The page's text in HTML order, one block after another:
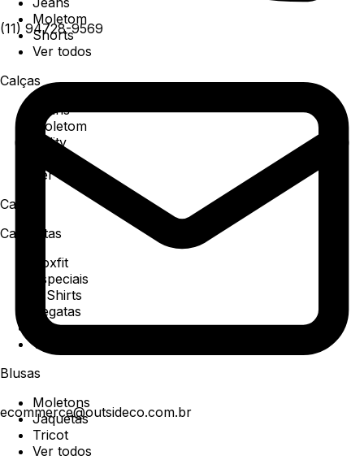
(11) 94728-9569
ecommerce@outsideco.com.br
Moletom
Shorts
Ver todos
Calças
Jeans
Moletom
Utility
Ver todos
Camisa
Camisetas
Boxfit
Especiais
T-Shirts
Regatas
Polo
Ver todos
Blusas
Moletons
Jaquetas
Tricot
Ver todos